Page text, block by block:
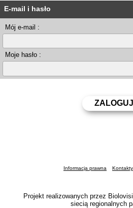
E-mail i hasło
Mój e-mail :
Moje hasło :
Informacja prawna Kontakty
Projekt realizowanych przez
siecią regionalnych